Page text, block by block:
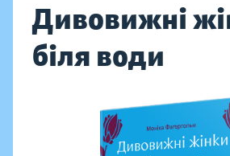
Дивовижні
біля води